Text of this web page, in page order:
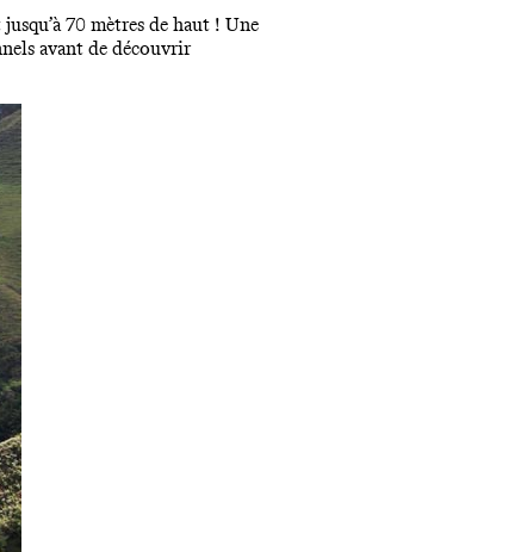
70 mètres de haut ! Une
avant de découvrir